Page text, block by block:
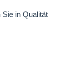
in Qualität